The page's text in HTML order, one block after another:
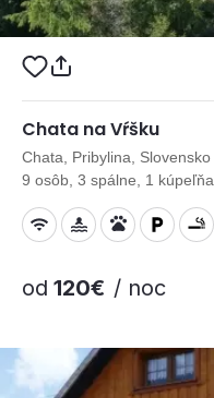
Chata na Vŕšku
Chata, Pribylina, Slovensko
9 osôb, 3 spálne, 1 kúpeľňa
od 120€ / noc